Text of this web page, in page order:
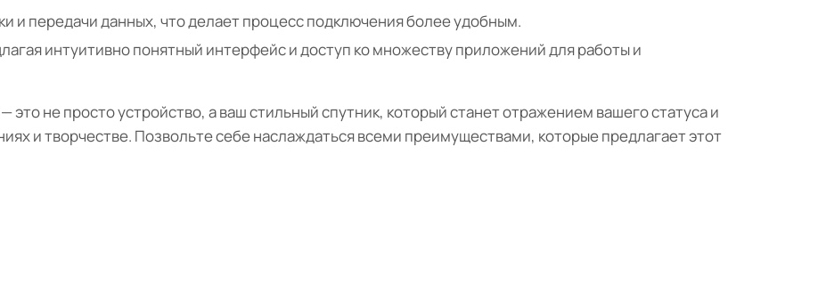
и передачи данных, что делает процесс подключения более удобным.
интуитивно понятный интерфейс и доступ ко множеству приложений для работы и
это не просто устройство, а ваш стильный спутник, который станет отражением вашего статуса и
и творчестве. Позвольте себе наслаждаться всеми преимуществами, которые предлагает этот